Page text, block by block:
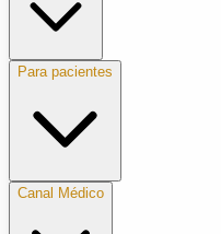
Para pacientes
Canal Médico